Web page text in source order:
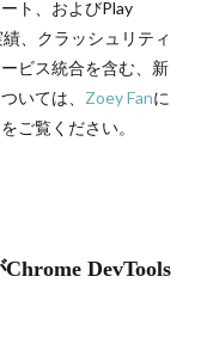
ト、およびPlay
、クラッシュリティ
ビス統合を含む、新
いては、 Zoey Fanに
をご覧ください。
DevTools